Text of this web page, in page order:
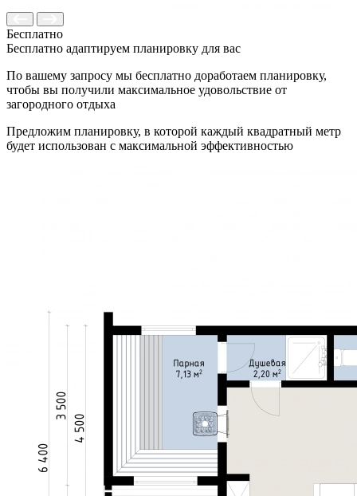
Бесплатно
Бесплатно адаптируем планировку для вас
По вашему запросу мы бесплатно доработаем планировку,
чтобы вы получили максимальное удовольствие от
загородного отдыха
Предложим планировку, в которой каждый квадратный метр
будет использован с максимальной эффективностью